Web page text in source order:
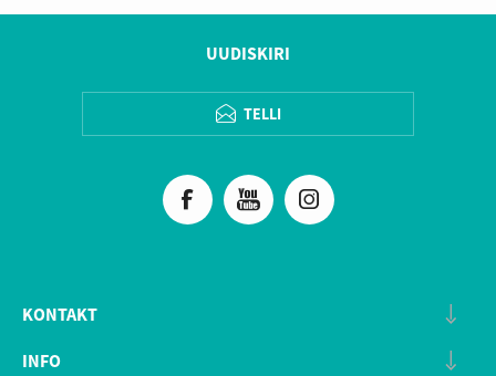
UUDISKIRI
TELLI
KONTAKT
INFO